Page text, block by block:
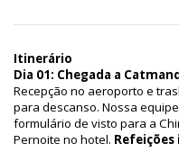
Itinerário
Dia 01: Chegada a
Recepção no aeroporto e
para descanso. Nossa
formulário de visto para a
Pernoite no hotel. Refeições